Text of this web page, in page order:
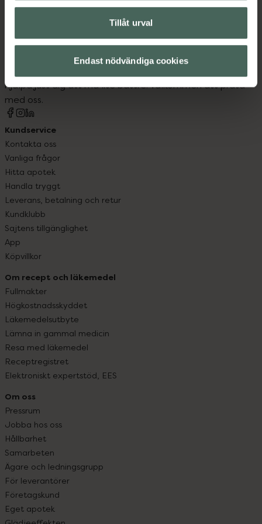
Tillåt urval
Endast nödvändiga cookies
Kronans Apotek finns här för dig. Du hittar oss från Skåne i
syd till Lappland i norr, och online i mobilen och på
datorn. Oavsett vem du är så är det vårt uppdrag att
hjälpa just dig att må lite bättre. Välkommen att prata
med oss.
Kundservice
Kontakta oss
Vanliga frågor
Hitta apotek
Handla tryggt
Leverans, betalning och retur
Kundklubb
Sajtens tillgänglighet
App
Köpvillkor
Om recept och läkemedel
Fullmakter
Högkostnadsskyddet
Läkemedelsutbyte
Lämna in gammal medicin
Resa med läkemedel
Receptregistret
Elektroniskt expertstöd, EES
Om oss
Pressrum
Jobba hos oss
Hållbarhet
Samarbeten
Ägare och ledningsgrupp
För leverantörer
Företagskund
Eget apotek